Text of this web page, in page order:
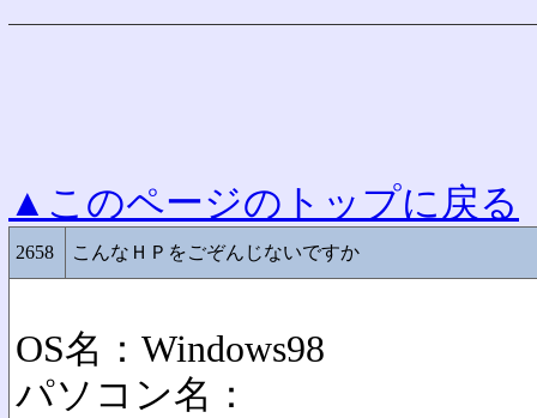
▲このページのトップに戻る
2658 こんなＨＰをごぞんじないですか
OS名：Windows98
パソコン名：